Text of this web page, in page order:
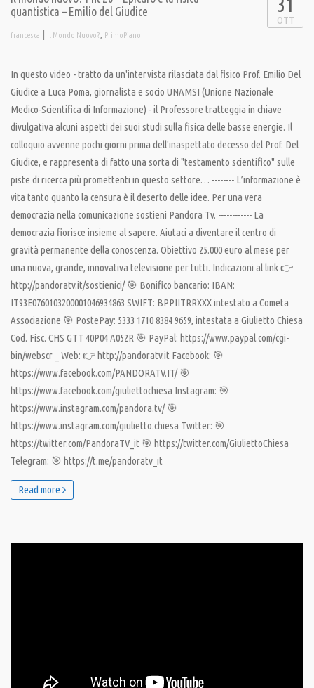
quantistica – Emilio del Giudice
francesca | Il Mondo Nuovo?, PrimoPiano
OTT
In questo video - tratto da un'intervista rilasciata dal fisico Prof. Emilio Del
Giudice a Luca Poma, giornalista e socio UNAMSI (Unione Nazionale
Medico-Scientifica di Informazione) - il Professore tratteggia in chiave
divulgativa alcuni aspetti dei suoi studi sulla fisica delle basse energie. Il
colloquio avvenne pochi giorni prima dell'inaspettato decesso del Prof. Del
Giudice, e rappresenta di fatto una sorta di "testamento scientifico" sulle
piste di ricerca più promettenti in questo settore… -------- L’informazione è
vita tanto quanto la censura è il deserto delle idee. Per una vera
democrazia nella comunicazione sostieni Pandora Tv. ------------ La
democrazia fiorisce insieme al sapere. Aiutaci a diventare il centro di
gravità permanente della conoscenza. Obiettivo 25.000 euro al mese per
una nuova, grande, innovativa televisione per tutti. Indicazioni al link 👉
http://pandoratv.it/sostienici/ 🎯 Bonifico bancario: IBAN:
IT93E0760103200001046934863 SWIFT: BPPIITRRXXX intestato a Cometa
Associazione 🎯 PostePay: 5333 1710 8384 9659, intestata a Giulietto Chiesa
Cod. Fisc. CHS GTT 40P04 A052R 🎯 PayPal: https://www.paypal.com/cgi-
bin/webscr _ Web: 👉 http://pandoratv.it Facebook: 🎯
https://www.facebook.com/PANDORATV.IT/ 🎯
https://www.facebook.com/giuliettochiesa Instagram: 🎯
https://www.instagram.com/pandora.tv/ 🎯
https://www.instagram.com/giulietto.chiesa Twitter: 🎯
https://twitter.com/PandoraTV_it 🎯 https://twitter.com/GiuliettoChiesa
Telegram: 🎯 https://t.me/pandoratv_it
Read more